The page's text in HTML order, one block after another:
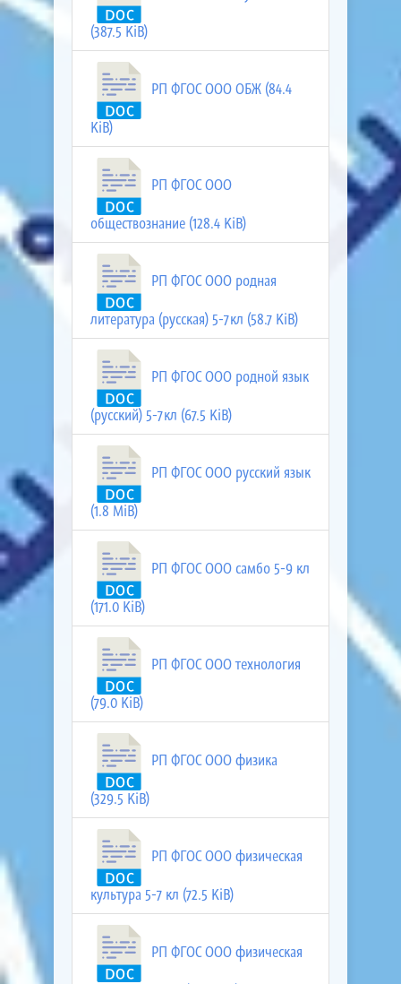
(387.5 KiB)
РП ФГОС ООО ОБЖ (84.4
KiB)
РП ФГОС ООО
обществознание (128.4 KiB)
РП ФГОС ООО родная
литература (русская) 5-7кл (58.7 KiB)
РП ФГОС ООО родной язык
(русский) 5-7кл (67.5 KiB)
РП ФГОС ООО русский язык
(1.8 MiB)
РП ФГОС ООО самбо 5-9 кл
(171.0 KiB)
РП ФГОС ООО технология
(79.0 KiB)
РП ФГОС ООО физика
(329.5 KiB)
РП ФГОС ООО физическая
культура 5-7 кл (72.5 KiB)
РП ФГОС ООО физическая